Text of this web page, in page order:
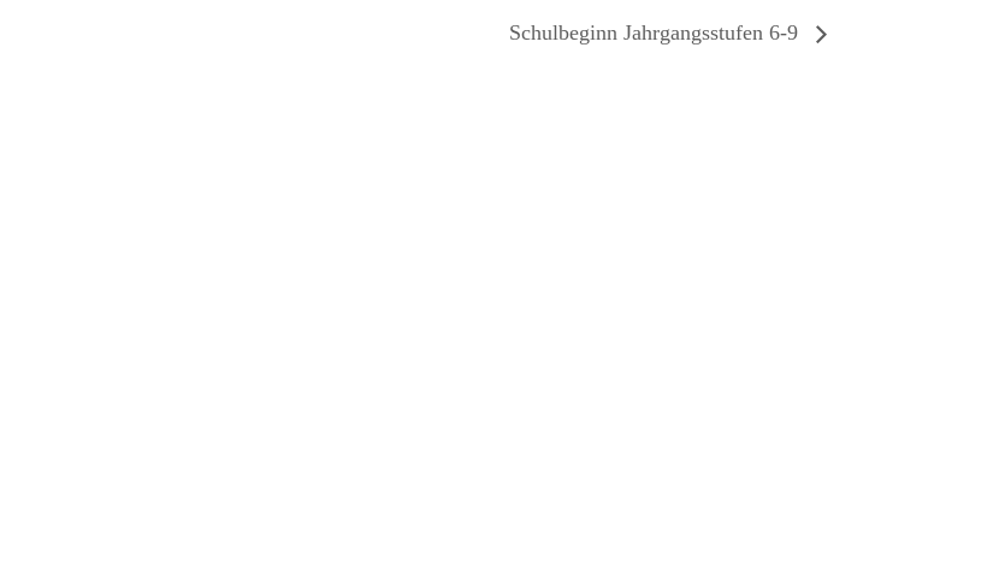
Schulbeginn Jahrgangsstufen 6-9